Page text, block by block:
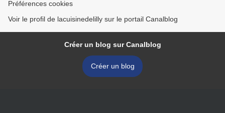
Préférences cookies
Voir le profil de lacuisinedelilly sur le portail Canalblog
Créer un blog sur Canalblog
Créer un blog